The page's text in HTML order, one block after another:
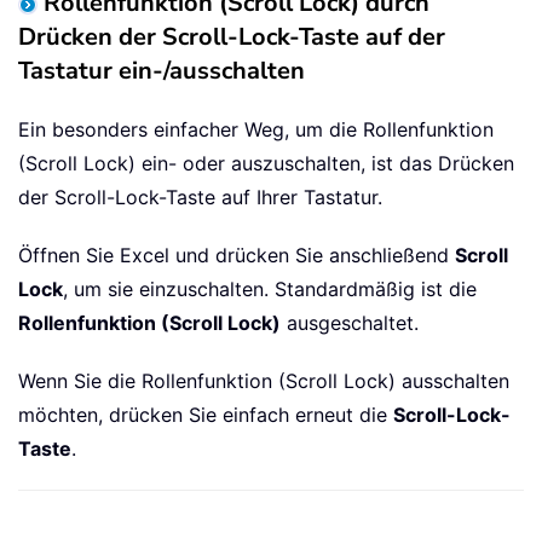
Drücken der Scroll-Lock-Taste auf der
Tastatur ein-/ausschalten
Ein besonders einfacher Weg, um die Rollenfunktion
(Scroll Lock) ein- oder auszuschalten, ist das Drücken
der Scroll-Lock-Taste auf Ihrer Tastatur.
Öffnen Sie Excel und drücken Sie anschließend Scroll
Lock, um sie einzuschalten. Standardmäßig ist die
Rollenfunktion (Scroll Lock) ausgeschaltet.
Wenn Sie die Rollenfunktion (Scroll Lock) ausschalten
möchten, drücken Sie einfach erneut die Scroll-Lock-
Taste.